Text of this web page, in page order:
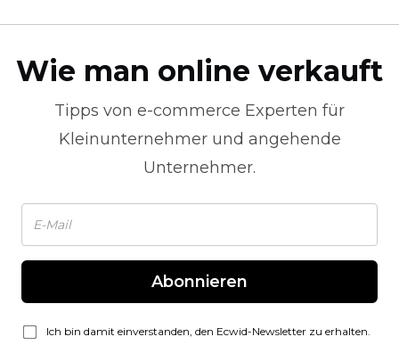
Wie man online verkauft
Tipps von e-commerce Experten für
Kleinunternehmer und angehende
Unternehmer.
Abonnieren
Ich bin damit einverstanden, den Ecwid-Newsletter zu erhalten.